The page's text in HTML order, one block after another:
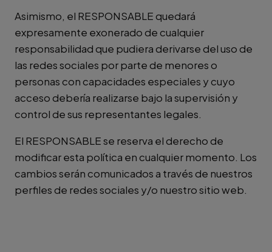
Asimismo, el RESPONSABLE quedará
expresamente exonerado de cualquier
responsabilidad que pudiera derivarse del uso de
las redes sociales por parte de menores o
personas con capacidades especiales y cuyo
acceso debería realizarse bajo la supervisión y
control de sus representantes legales.
El RESPONSABLE se reserva el derecho de
modificar esta política en cualquier momento. Los
cambios serán comunicados a través de nuestros
perfiles de redes sociales y/o nuestro sitio web.